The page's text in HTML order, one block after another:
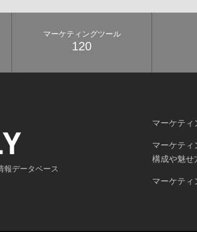
マーケティングツール
120
報データベース
マーケティ
マーケティ
構成や魅せ
マーケティ